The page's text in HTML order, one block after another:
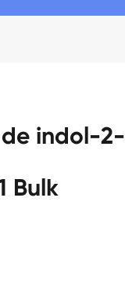
indol-2-
Bulk